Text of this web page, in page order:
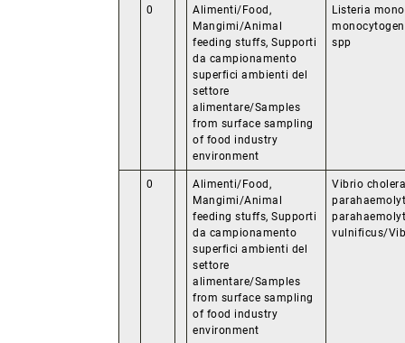
0
Alimenti/Food,
Mangimi/Animal
feeding stuffs, Supporti
da campionamento
superfici ambienti del
settore
alimentare/Samples
from surface sampling
of food industry
environment
Listeria
spp
0
Alimenti/Food,
Mangimi/Animal
feeding stuffs, Supporti
da campionamento
superfici ambienti del
settore
alimentare/Samples
from surface sampling
of food industry
environment
Vibrio
vulnificus/